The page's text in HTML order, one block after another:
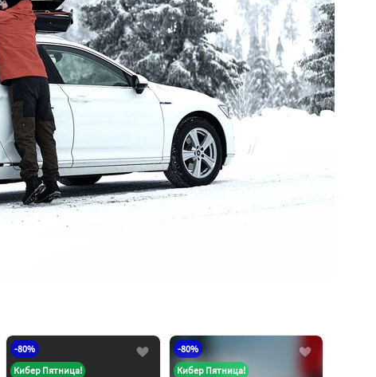
-80%
Кибер Пятница!
-80%
Кибер Пятница!